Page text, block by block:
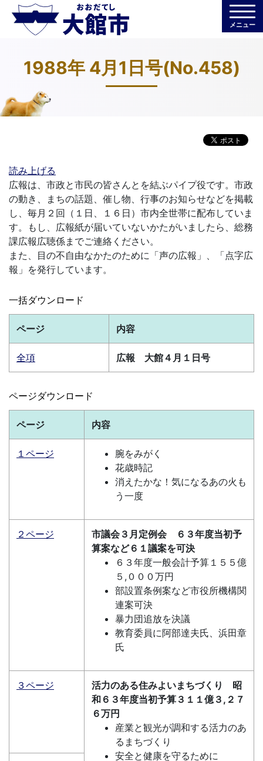
メニュー
1988年 4月1日号(No.458)
読み上げる
広報は、市政と市民の皆さんとを結ぶパイプ役です。市政
の動き、まちの話題、催し物、行事のお知らせなどを掲載
し、毎月２回（１日、１６日）市内全世帯に配布していま
す。もし、広報紙が届いていないかたがいましたら、総務
課広報広聴係までご連絡ください。
また、目の不自由なかたのために「声の広報」、「点字広
報」を発行しています。
一括ダウンロード
ページ 内容
全項 広報 大館４月１日号
ページダウンロード
ページ 内容
１ページ
腕をみがく
花歳時記
消えたかな！気になるあの火も
う一度
２ページ
市議会３月定例会 ６３年度当初予
算案など６１議案を可決
６３年度一般会計予算１５５億
５,０００万円
部設置条例案など市役所機構関
連案可決
暴力団追放を決議
教育委員に阿部達夫氏、浜田章
氏
３ページ
活力のある住みよいまちづくり 昭
和６３年度当初予算３１１億３,２７
６万円
産業と観光が調和する活力のあ
るまちづくり
安全と健康を守るために